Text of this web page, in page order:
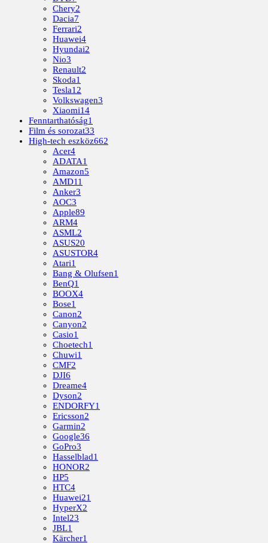
Chery2
Dacia7
Ferrari2
Huawei4
Hyundai2
Nio3
Renault2
Skoda1
Tesla12
Volkswagen3
Xiaomi14
Fenntarthatóság1
Film és sorozat33
High-tech eszköz662
Acer4
ADATA1
Amazon5
AMD11
Anker3
AOC3
Apple89
ARM4
ASML2
ASUS20
ASUSTOR4
Atari1
Bang & Olufsen1
BenQ1
BOOX4
Bose1
Canon2
Canyon2
Casio1
Choetech1
Chuwi1
CMF2
DJI6
Dreame4
Dyson2
ENDORFY1
Ericsson2
Garmin2
Google36
GoPro3
Hasselblad1
HONOR2
HP5
HTC4
Huawei21
HyperX2
Intel23
JBL1
Kärcher1